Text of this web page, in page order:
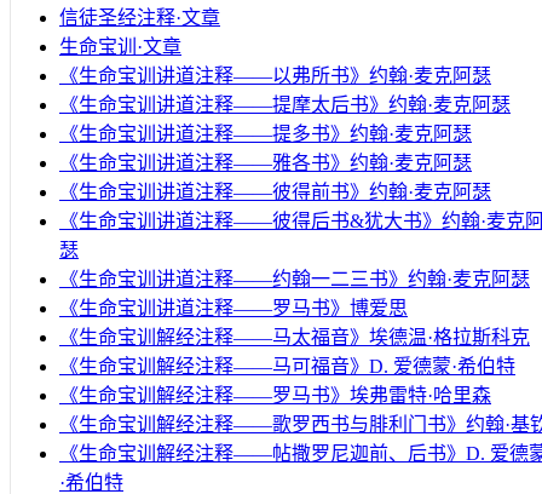
信徒圣经注释·文章
生命宝训·文章
《生命宝训讲道注释——以弗所书》约翰·麦克阿瑟
《生命宝训讲道注释——提摩太后书》约翰·麦克阿瑟
《生命宝训讲道注释——提多书》约翰·麦克阿瑟
《生命宝训讲道注释——雅各书》约翰·麦克阿瑟
《生命宝训讲道注释——彼得前书》约翰·麦克阿瑟
《生命宝训讲道注释——彼得后书&犹大书》约翰·麦克
瑟
《生命宝训讲道注释——约翰一二三书》约翰·麦克阿瑟
《生命宝训讲道注释——罗马书》博爱思
《生命宝训解经注释——马太福音》埃德温·格拉斯科克
《生命宝训解经注释——马可福音》D. 爱德蒙·希伯特
《生命宝训解经注释——罗马书》埃弗雷特·哈里森
《生命宝训解经注释——歌罗西书与腓利门书》约翰·基
《生命宝训解经注释——帖撒罗尼迦前、后书》D. 爱德
·希伯特